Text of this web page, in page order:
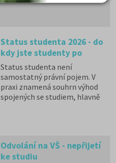
literatury. Stáhněte si zdarma
Status studenta 2026 - do
kdy jste studenty po
maturitě?
Status studenta není
samostatný právní pojem. V
praxi znamená souhrn výhod
spojených se studiem, hlavně
Odvolání na VŠ - nepřijetí
ke studiu